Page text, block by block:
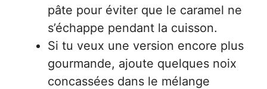
pâte pour éviter que le caramel ne
s’échappe pendant la cuisson.
Si tu veux une version encore plus
gourmande, ajoute quelques noix
concassées dans le mélange